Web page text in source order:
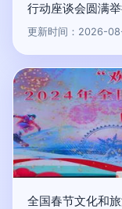
行动座谈会圆满
更新时间：2026-
全国春节文化和